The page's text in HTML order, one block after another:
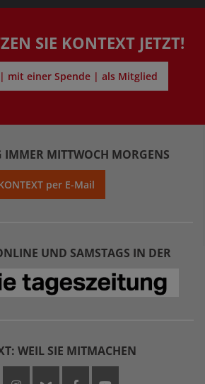
SIE KONTEXT JETZT!
mit einer Spende | als Mitglied
IMMER MITTWOCH MORGENS
per E-Mail
UND SAMSTAGS IN DER
WEIL SIE MITMACHEN